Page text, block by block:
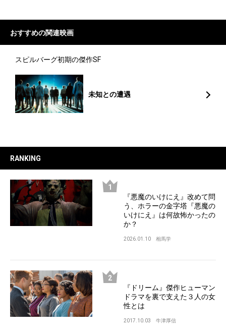
おすすめの関連映画
スピルバーグ初期の傑作SF
未知との遭遇
RANKING
『悪魔のいけにえ』改めて問
う、ホラーの金字塔『悪魔の
いけにえ』は何故怖かったの
か？
2026.01.10 相馬学
『ドリーム』傑作ヒューマン
ドラマを裏で支えた３人の女
性とは
2017.10.03 牛津厚信